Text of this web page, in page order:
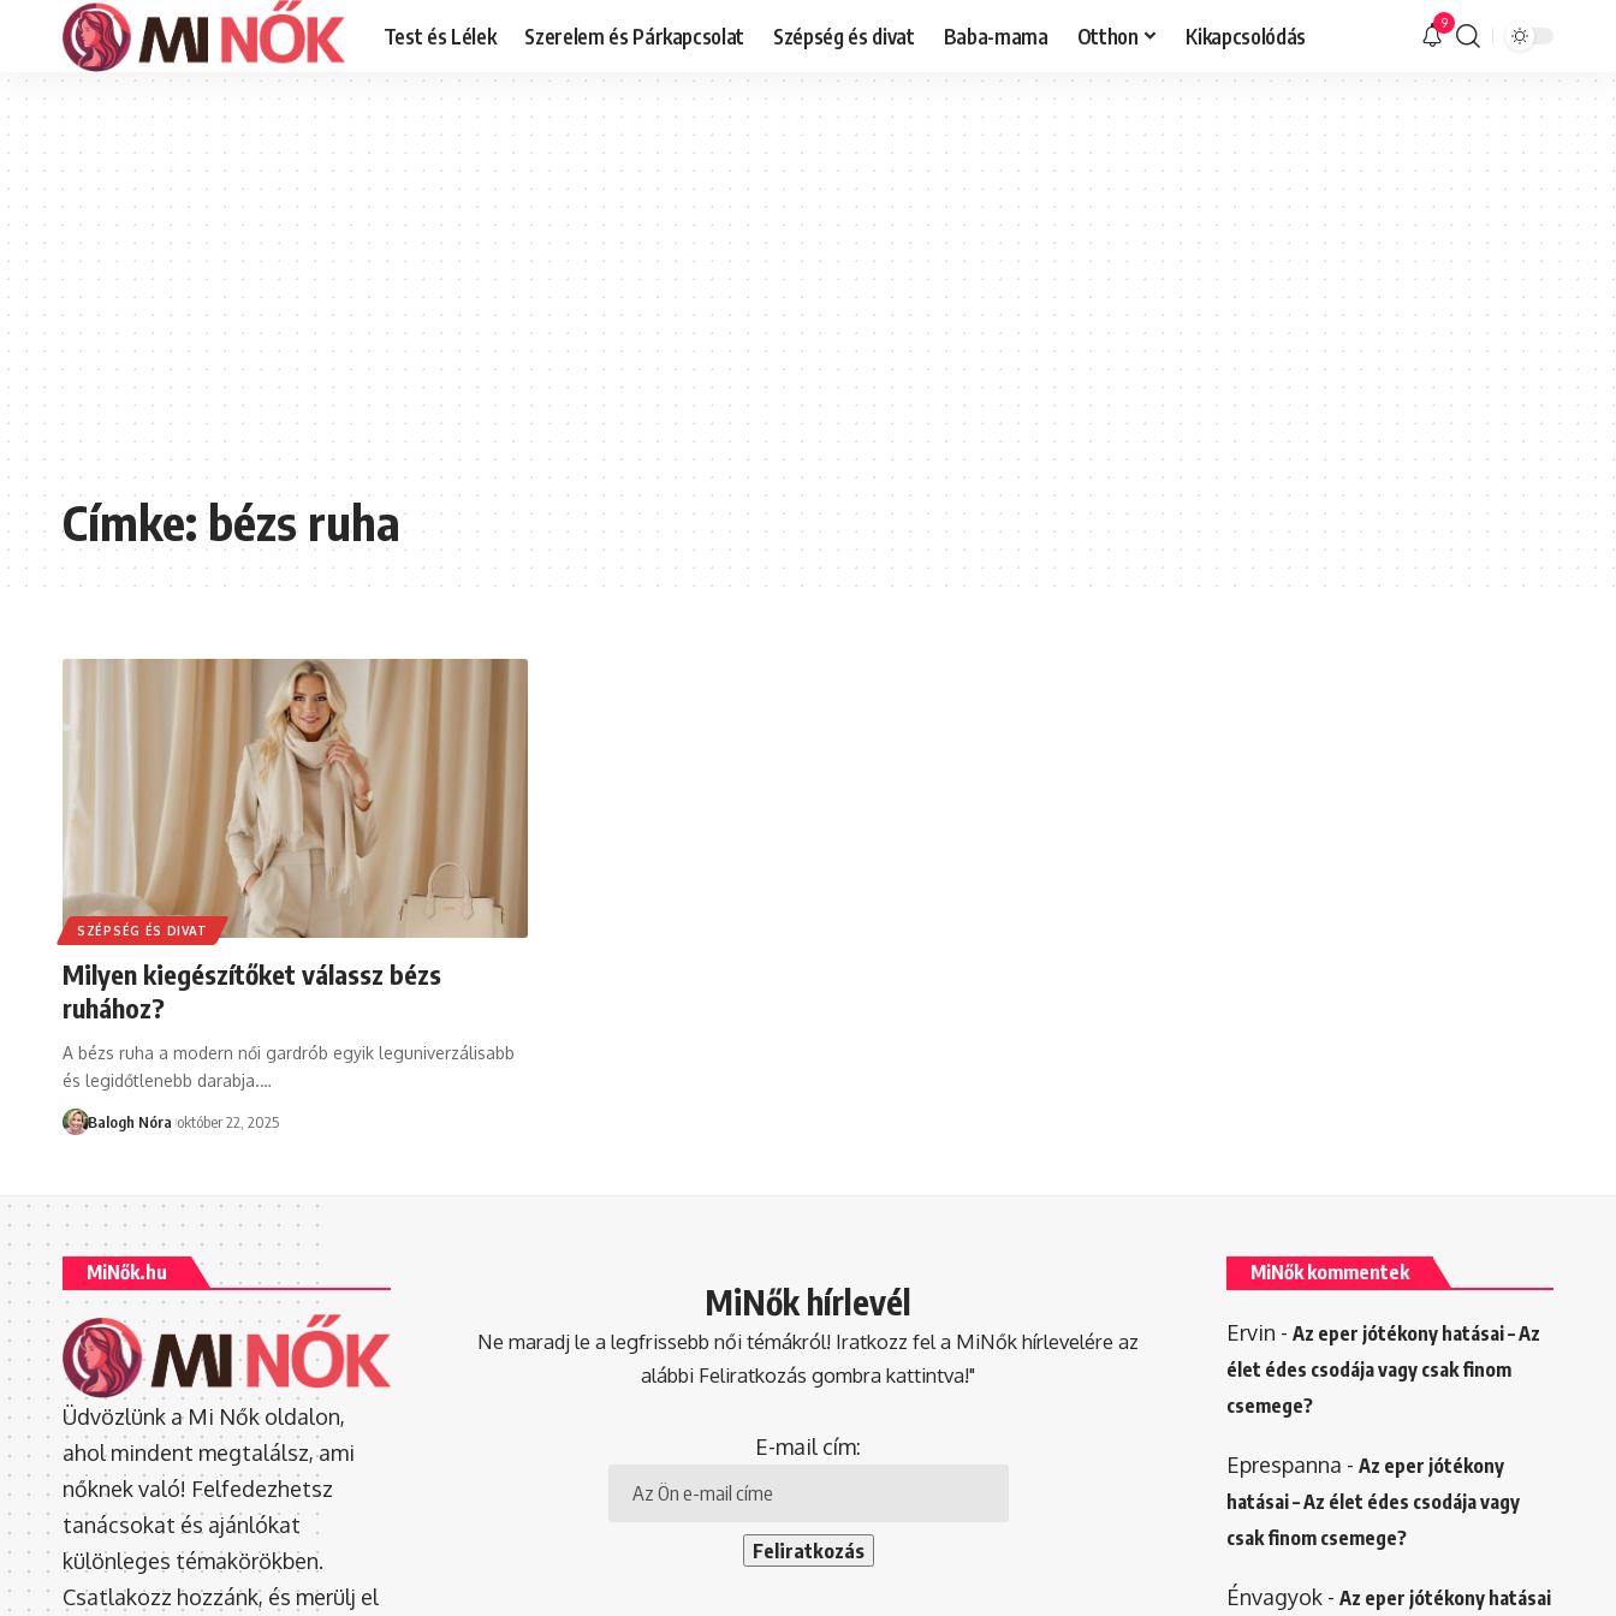
Test és Lélek Szerelem és Párkapcsolat Szépség és divat Baba-mama Otthon Kikapcsolódás 9
Címke:bézs ruha
SZÉPSÉG ÉS DIVAT
Milyen kiegészítőket válassz bézs
ruhához?
A bézs ruha a modern női gardrób egyik leguniverzálisabb
és legidőtlenebb darabja.…
Balogh Nóra október 22, 2025
MiNők.hu
Üdvözlünk a Mi Nők oldalon,
ahol mindent megtalálsz, ami
nőknek való! Felfedezhetsz
tanácsokat és ajánlókat
különleges témakörökben.
Csatlakozz hozzánk, és merülj el
MiNők hírlevél
Ne maradj le a legfrissebb női témákról! Iratkozz fel a MiNők hírlevelére az
alábbi Feliratkozás gombra kattintva!"
E-mail cím:
MiNők kommentek
Ervin - Az eper jótékony hatásai – Az
élet édes csodája vagy csak finom
csemege?
Eprespanna - Az eper jótékony
hatásai – Az élet édes csodája vagy
csak finom csemege?
Énvagyok- Az eper jótékony hatásai